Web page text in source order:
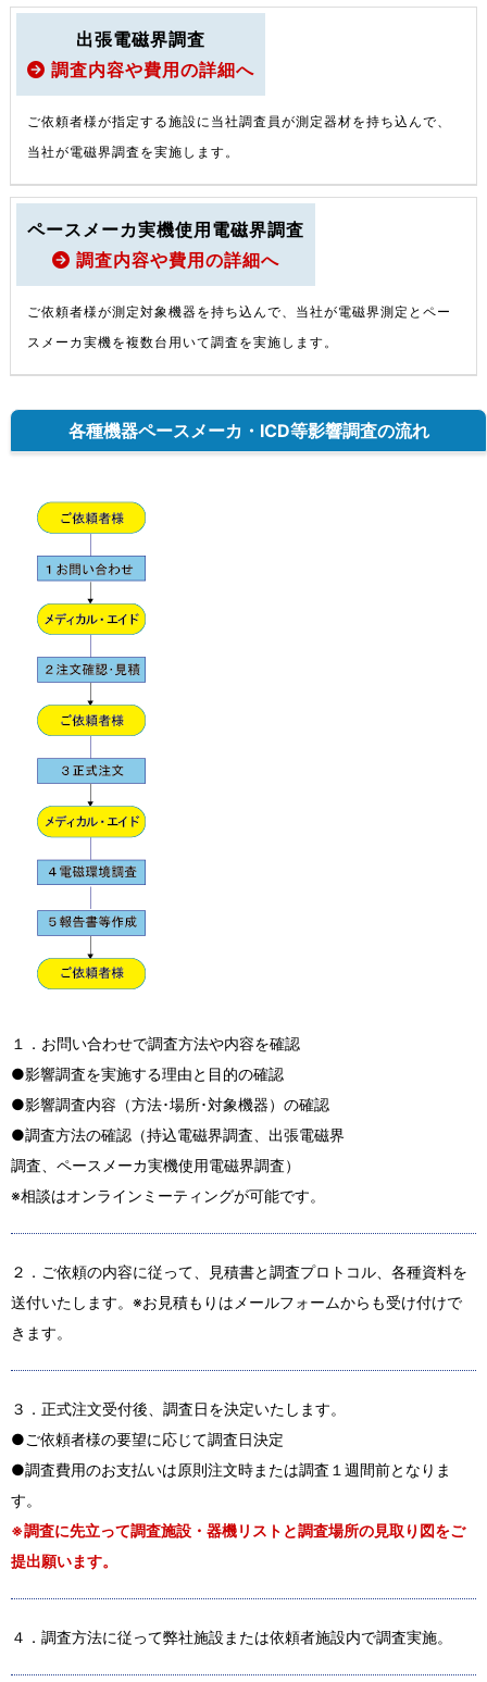
出張電磁界調査
調査内容や費用の詳細へ
ご依頼者様が指定する施設に当社調査員が測定器材を持ち込んで、
当社が電磁界調査を実施します。
ペースメーカ実機使用電磁界調査
調査内容や費用の詳細へ
ご依頼者様が測定対象機器を持ち込んで、当社が電磁界測定とペー
スメーカ実機を複数台用いて調査を実施します。
各種機器ペースメーカ・ICD等影響調査の流れ
１．お問い合わせで調査方法や内容を確認
●影響調査を実施する理由と目的の確認
●影響調査内容（方法･場所･対象機器）の確認
●調査方法の確認（持込電磁界調査、出張電磁界
調査、ペースメーカ実機使用電磁界調査）
※相談はオンラインミーティングが可能です。
２．ご依頼の内容に従って、見積書と調査プロトコル、各種資料を
送付いたします。※お見積もりはメールフォームからも受け付けで
きます。
３．正式注文受付後、調査日を決定いたします。
●ご依頼者様の要望に応じて調査日決定
●調査費用のお支払いは原則注文時または調査１週間前となりま
す。
※調査に先立って調査施設・器機リストと調査場所の見取り図をご
提出願います。
４．調査方法に従って弊社施設または依頼者施設内で調査実施。